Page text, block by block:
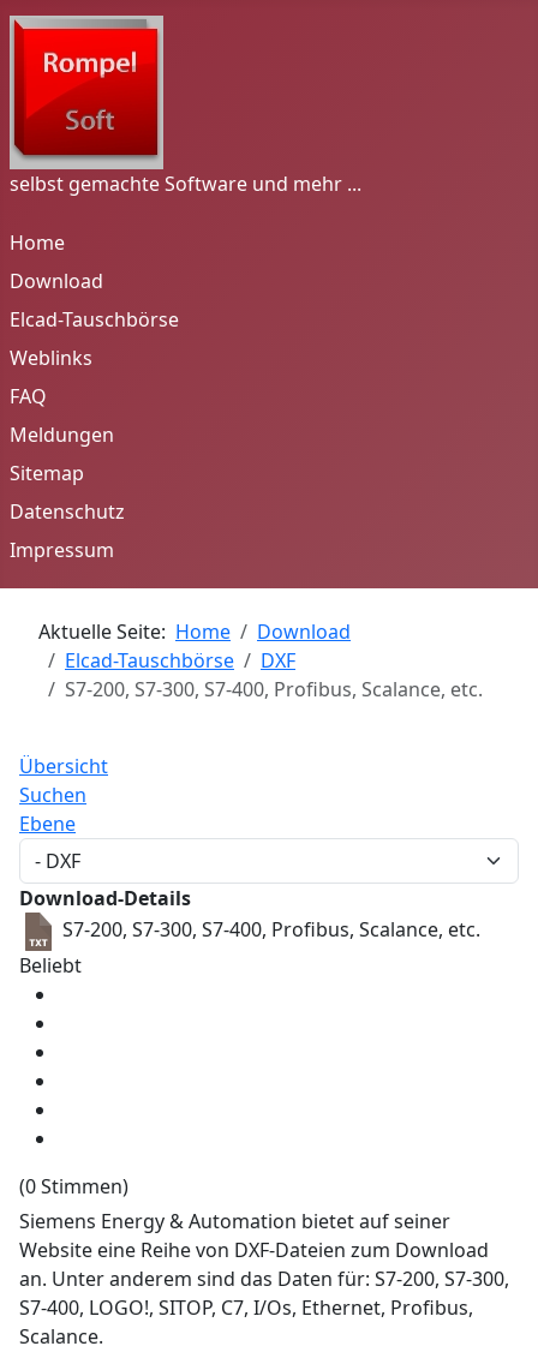
selbst gemachte Software und mehr ...
Home
Download
Elcad-Tauschbörse
Weblinks
FAQ
Meldungen
Sitemap
Datenschutz
Impressum
Aktuelle Seite: Home
Download
Elcad-Tauschbörse
DXF
S7-200, S7-300, S7-400, Profibus, Scalance, etc.
Übersicht
Suchen
Ebene
Download-Details
S7-200, S7-300, S7-400, Profibus, Scalance, etc.
Beliebt
(0 Stimmen)
Siemens Energy & Automation bietet auf seiner
Website eine Reihe von DXF-Dateien zum Download
an. Unter anderem sind das Daten für: S7-200, S7-300,
S7-400, LOGO!, SITOP, C7, I/Os, Ethernet, Profibus,
Scalance.